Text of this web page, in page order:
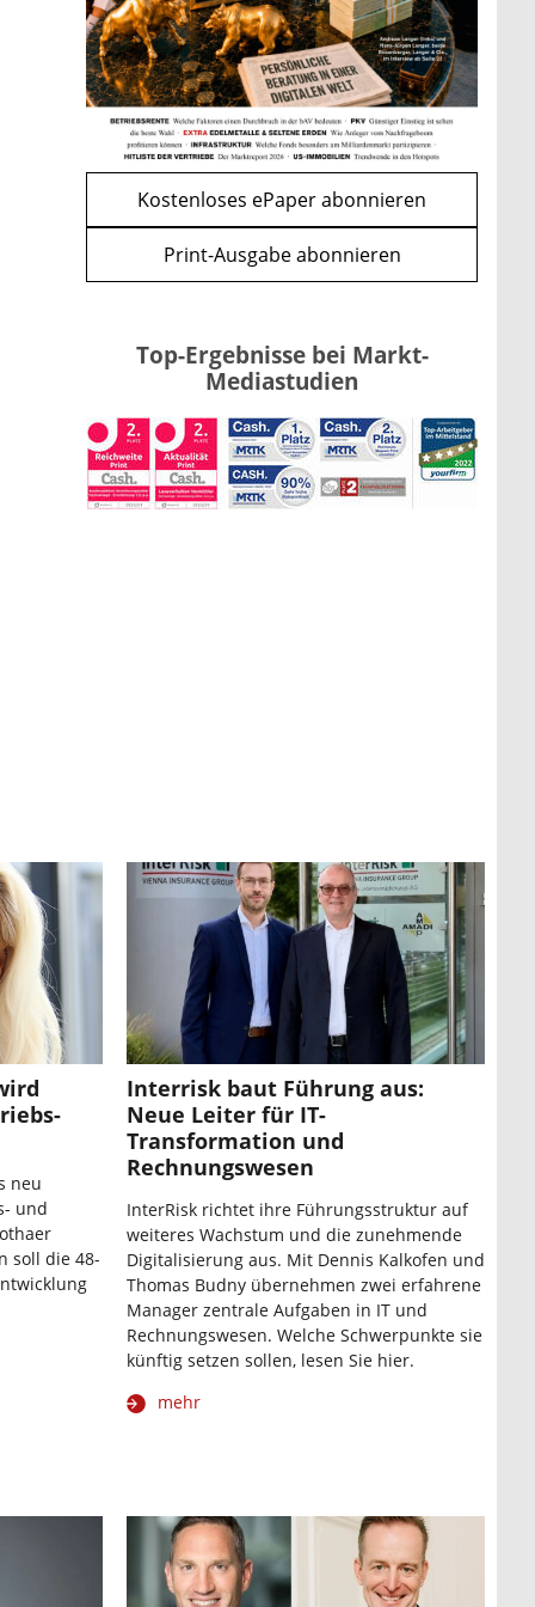
WEITERE ARTIKEL
zurückweiter
Kind möglich
mehr
Kostenloses ePaper abonnieren
Print-Ausgabe abonnieren
Top-Ergebnisse bei Markt-
Mediastudien
neu
und
soll die 48-
Interrisk baut Führung aus:
Neue Leiter für IT-
Transformation und
Rechnungswesen
InterRisk richtet ihre Führungsstruktur auf
weiteres Wachstum und die zunehmende
Digitalisierung aus. Mit Dennis Kalkofen und
Thomas Budny übernehmen zwei erfahrene
Manager zentrale Aufgaben in IT und
Rechnungswesen. Welche Schwerpunkte sie
künftig setzen sollen, lesen Sie hier.
mehr